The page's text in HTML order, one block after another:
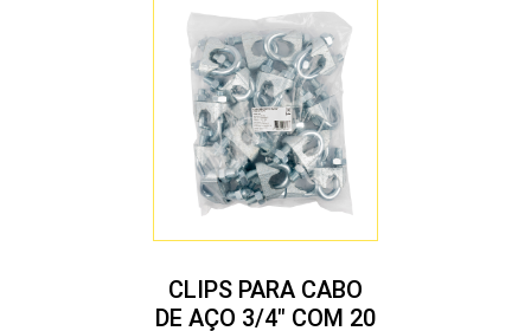
CLIPS PARA CABO
DE AÇO 3/4″ COM 20